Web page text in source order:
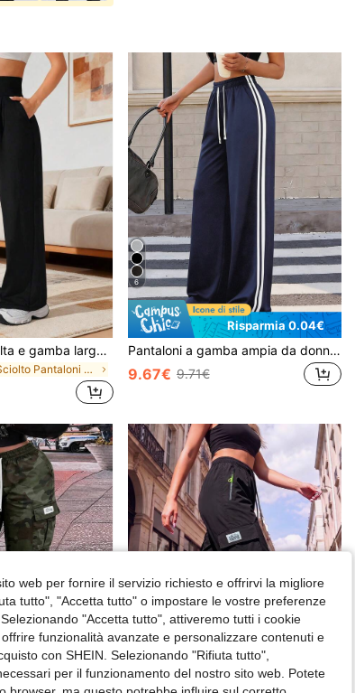
Pantaloni a vita alta e gamba larga da donna con tasche, stile cargo sportivo
in Sciolto Pantaloni da esterno da donna
6
Risparmia 0.04€
Pantaloni a gamba ampia da donna con design a coulisse, tessuto confortevole, adatti per sport, attività all'aperto, casual e uso quotidiano
9.67€ 9.71€
web per fornire il servizio richiesto e offrirvi la migliore
tutto", "Accetta tutto" o impostare le vostre preferenze
"Accetta tutto", attiveremo tutti i cookie
funzionalità avanzate e personalizzare contenuti e
con SHEIN. Selezionando "Rifiuta tutto",
per il funzionamento del nostro sito web. Potete